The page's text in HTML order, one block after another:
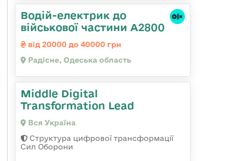
Водій-електрик до
військової частини А2800
від 20000 до 40000 грн
Радісне, Одеська область
Middle Digital
Transformation Lead
Вся Україна
Структура цифрової трансформації
Сил Оборони